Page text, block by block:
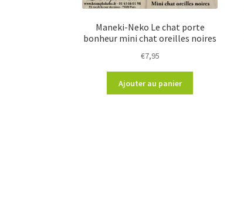
Maneki-Neko Le chat porte
bonheur mini chat oreilles noires
€7,95
Ajouter au panier